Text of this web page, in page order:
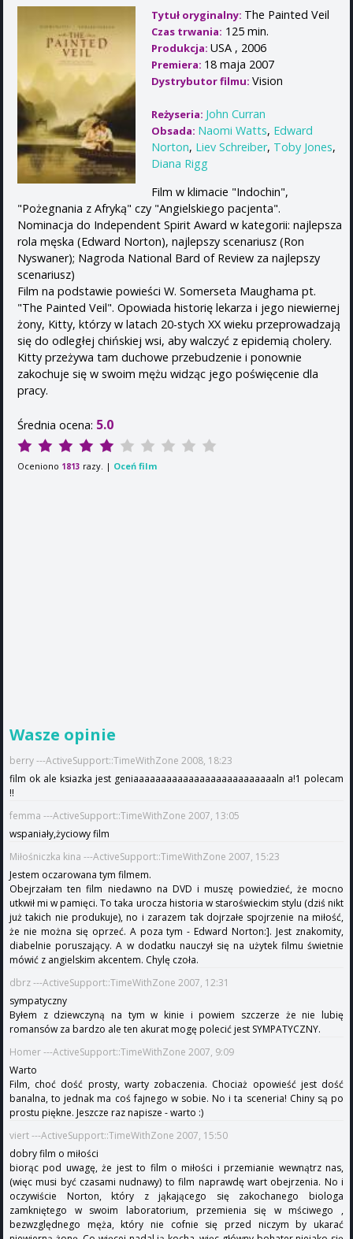
Tytuł oryginalny: The Painted Veil
Czas trwania: 125 min.
Produkcja: USA , 2006
Premiera: 18 maja 2007
Dystrybutor filmu: Vision
Reżyseria: John Curran
Obsada: Naomi Watts, Edward
Norton, Liev Schreiber, Toby Jones,
Diana Rigg
Film w klimacie "Indochin",
"Pożegnania z Afryką" czy "Angielskiego pacjenta".
Nominacja do Independent Spirit Award w kategorii: najlepsza
rola męska (Edward Norton), najlepszy scenariusz (Ron
Nyswaner); Nagroda National Bard of Review za najlepszy
scenariusz)
Film na podstawie powieści W. Somerseta Maughama pt.
"The Painted Veil". Opowiada historię lekarza i jego niewiernej
żony, Kitty, którzy w latach 20-stych XX wieku przeprowadzają
się do odległej chińskiej wsi, aby walczyć z epidemią cholery.
Kitty przeżywa tam duchowe przebudzenie i ponownie
zakochuje się w swoim mężu widząc jego poświęcenie dla
pracy.
Średnia ocena: 5.0
Oceniono 1813 razy. | Oceń film
Wasze opinie
berry ---ActiveSupport::TimeWithZone 2008, 18:23
film ok ale ksiazka jest geniaaaaaaaaaaaaaaaaaaaaaaaaaaln a!1 polecam
!!
femma ---ActiveSupport::TimeWithZone 2007, 13:05
wspaniały,życiowy film
Miłośniczka kina ---ActiveSupport::TimeWithZone 2007, 15:23
Jestem oczarowana tym filmem.
Obejrzałam ten film niedawno na DVD i muszę powiedzieć, że mocno
utkwił mi w pamięci. To taka urocza historia w staroświeckim stylu (dziś nikt
już takich nie produkuje), no i zarazem tak dojrzałe spojrzenie na miłość,
że nie można się oprzeć. A poza tym - Edward Norton:]. Jest znakomity,
diabelnie poruszający. A w dodatku nauczył się na użytek filmu świetnie
mówić z angielskim akcentem. Chylę czoła.
dbrz ---ActiveSupport::TimeWithZone 2007, 12:31
sympatyczny
Byłem z dziewczyną na tym w kinie i powiem szczerze że nie lubię
romansów za bardzo ale ten akurat mogę polecić jest SYMPATYCZNY.
Homer ---ActiveSupport::TimeWithZone 2007, 9:09
Warto
Film, choć dość prosty, warty zobaczenia. Chociaż opowieść jest dość
banalna, to jednak ma coś fajnego w sobie. No i ta sceneria! Chiny są po
prostu piękne. Jeszcze raz napisze - warto :)
viert ---ActiveSupport::TimeWithZone 2007, 15:50
dobry film o miłości
biorąc pod uwagę, że jest to film o miłości i przemianie wewnątrz nas,
(więc musi być czasami nudnawy) to film naprawdę wart obejrzenia. No i
oczywiście Norton, który z jąkającego się zakochanego biologa
zamkniętego w swoim laboratorium, przemienia się w mściwego ,
bezwzględnego męża, który nie cofnie się przed niczym by ukarać